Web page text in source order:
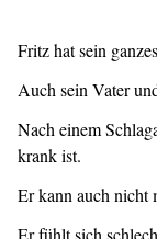
Fritz hat sein
Auch sein Vater
Nach einem
krank ist.
Er kann auch nicht
Er fühlt sich